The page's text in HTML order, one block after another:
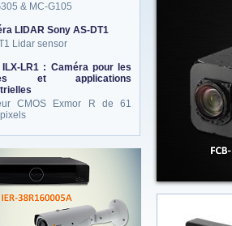
& MC-G105
LIDAR Sony AS-DT1
Lidar sensor
ILX-LR1 : Caméra pour les
et applications
CMOS Exmor R de 61